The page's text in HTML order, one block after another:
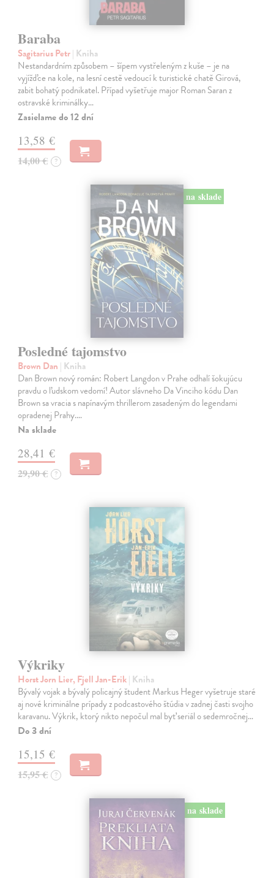
Baraba
Sagitarius Petr| Kniha
Nestandardním způsobem – šípem vystřeleným z kuše – je na
vyjížďce na kole, na lesní cestě vedoucí k turistické chatě Girová,
zabit bohatý podnikatel. Případ vyšetřuje major Roman Saran z
ostravské kriminálky…
Zasielame do 12 dní
13,58 €
14,00 € ?
na sklade
Posledné tajomstvo
Brown Dan | Kniha
Dan Brown nový román: Robert Langdon v Prahe odhalí šokujúcu
pravdu o ľudskom vedomí! Autor slávneho Da Vinciho kódu Dan
Brown sa vracia s napínavým thrillerom zasadeným do legendami
opradenej Prahy.…
Na sklade
28,41 €
29,90 € ?
Výkriky
Horst Jorn Lier, Fjell Jan-Erik| Kniha
Bývalý vojak a bývalý policajný študent Markus Heger vyšetruje staré
aj nové kriminálne prípady z podcastového štúdia v zadnej časti svojho
karavanu. Výkrik, ktorý nikto nepočul mal byť seriál o sedemročnej…
Do 3 dní
15,15 €
15,95 € ?
na sklade